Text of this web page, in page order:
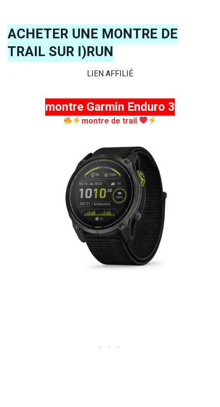
ACHETER UNE MONTRE DE
TRAIL SUR I)RUN
LIEN AFFILIÉ
montre Garmin Enduro 3
montre de trail